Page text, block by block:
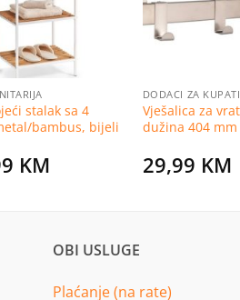
stalak sa 4
bambus, bijeli
KM
DODACI ZA
Vješalica za
dužina 404 mm
29,99 KM
OBI USLUGE
Plaćanje (na rate)